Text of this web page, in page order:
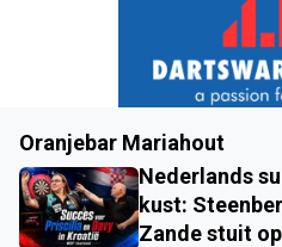
Oranjebar Mariahout
Nederlands
kust:
Zande stuit